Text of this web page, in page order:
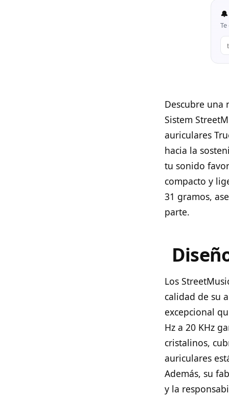
Descubre una
Sistem
auriculares
hacia la
tu sonido
compacto y
31 gramos,
parte.
Los
calidad de su
excepcional
Hz a 20 KHz
cristalinos,
auriculares
Además, su
y la